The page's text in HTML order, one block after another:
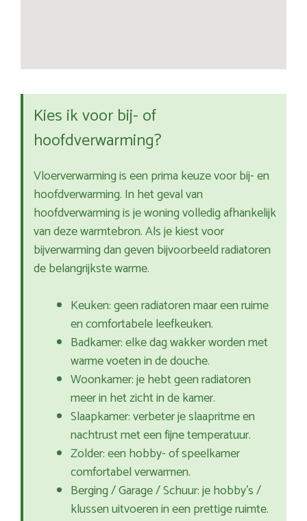
Kies ik voor bij- of
hoofdverwarming?
Vloerverwarming is een prima keuze voor bij- en
hoofdverwarming. In het geval van
hoofdverwarming is je woning volledig afhankelijk
van deze warmtebron. Als je kiest voor
bijverwarming dan geven bijvoorbeeld radiatoren
de belangrijkste warme.
Keuken: geen radiatoren maar een ruime
en comfortabele leefkeuken.
Badkamer: elke dag wakker worden met
warme voeten in de douche.
Woonkamer: je hebt geen radiatoren
meer in het zicht in de kamer.
Slaapkamer: verbeter je slaapritme en
nachtrust met een fijne temperatuur.
Zolder: een hobby- of speelkamer
comfortabel verwarmen.
Berging / Garage / Schuur: je hobby’s /
klussen uitvoeren in een prettige ruimte.